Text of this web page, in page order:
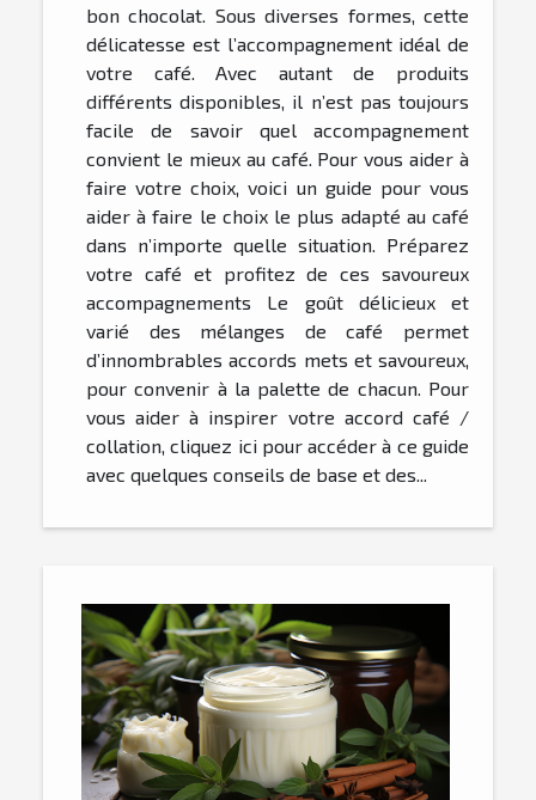
bon chocolat. Sous diverses formes, cette
délicatesse est l’accompagnement idéal de
votre café. Avec autant de produits
différents disponibles, il n’est pas toujours
facile de savoir quel accompagnement
convient le mieux au café. Pour vous aider à
faire votre choix, voici un guide pour vous
aider à faire le choix le plus adapté au café
dans n’importe quelle situation. Préparez
votre café et profitez de ces savoureux
accompagnements Le goût délicieux et
varié des mélanges de café permet
d’innombrables accords mets et savoureux,
pour convenir à la palette de chacun. Pour
vous aider à inspirer votre accord café /
collation, cliquez ici pour accéder à ce guide
avec quelques conseils de base et des...